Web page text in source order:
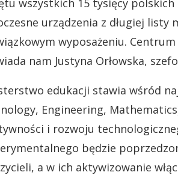
wszystkich 15 tysięcy
urządzenia z długiej listy
wyposażeniu.
nam Justyna Orłowska,
edukacji stawia wśród
Engineering,
i rozwoju
będzie
a w ich aktywizowanie